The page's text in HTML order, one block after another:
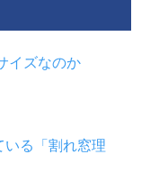
イズなのか
いる「割れ窓理